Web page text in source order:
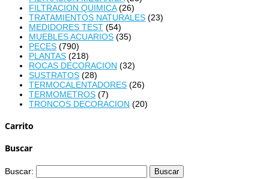
FILTRACION QUIMICA (26)
TRATAMIENTOS NATURALES (23)
MEDIDORES TEST (54)
MUEBLES ACUARIOS (35)
PECES (790)
PLANTAS (218)
ROCAS DECORACION (32)
SUSTRATOS (28)
TERMOCALENTADORES (26)
TERMOMETROS (7)
TRONCOS DECORACION (20)
Carrito
Buscar
Buscar: